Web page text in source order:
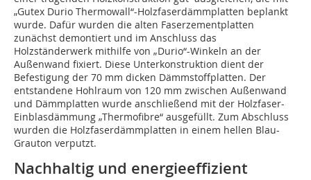
„Gutex Durio Thermowall“-Holzfaserdämmplatten beplankt
wurde. Dafür wurden die alten Faserzementplatten
zunächst demontiert und im Anschluss das
Holzständerwerk mithilfe von „Durio“-Winkeln an der
Außenwand fixiert. Diese Unterkonstruktion dient der
Befestigung der 70 mm dicken Dämmstoffplatten. Der
entstandene Hohlraum von 120 mm zwischen Außenwand
und Dämmplatten wurde anschließend mit der Holzfaser-
Einblasdämmung „Thermofibre“ ausgefüllt. Zum Abschluss
wurden die Holzfaserdämmplatten in einem hellen Blau-
Grauton verputzt.
Nachhaltig und energieeffizient